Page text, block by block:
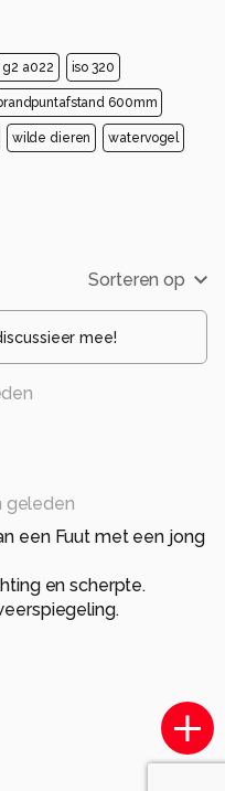
a022 iso 320
600mm
wilde dieren watervogel
Sorteren op
mee!
geleden
een Fuut met een jong
en scherpte.